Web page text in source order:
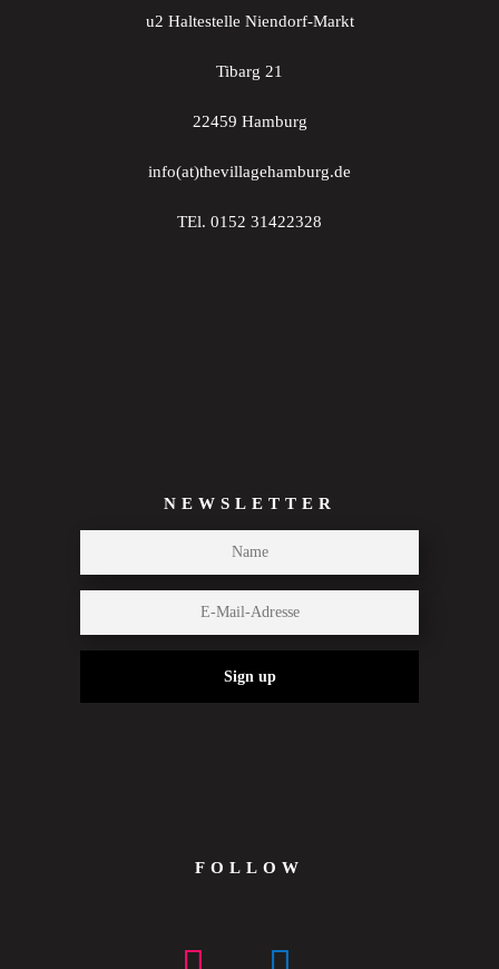
u2 Haltestelle Niendorf-Markt
Tibarg 21
22459 Hamburg
info(at)thevillagehamburg.de
TEl. 0152 31422328
NEWSLETTER
Sign up
FOLLOW